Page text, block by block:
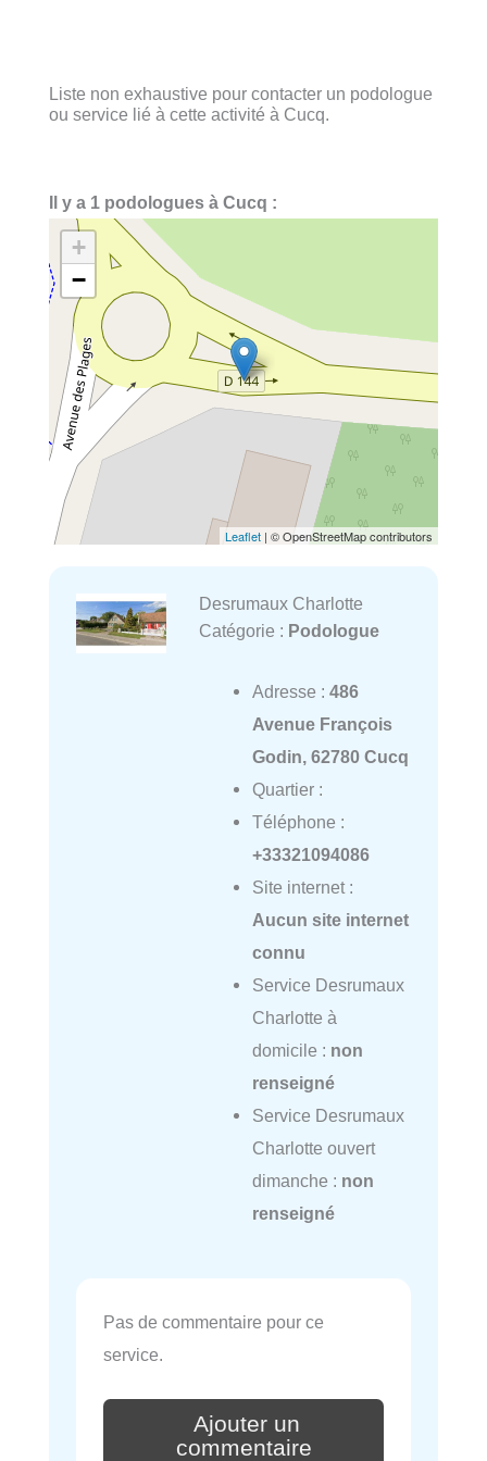
Liste non exhaustive pour contacter un podologue
ou service lié à cette activité à Cucq.
Il y a 1 podologues à Cucq :
+
−
Leaflet | © OpenStreetMap contributors
Desrumaux Charlotte
Catégorie : Podologue
Adresse : 486
Avenue François
Godin, 62780 Cucq
Quartier :
Téléphone :
+33321094086
Site internet :
Aucun site internet
connu
Service Desrumaux
Charlotte à
domicile : non
renseigné
Service Desrumaux
Charlotte ouvert
dimanche : non
renseigné
Pas de commentaire pour ce
service.
Ajouter un
commentaire